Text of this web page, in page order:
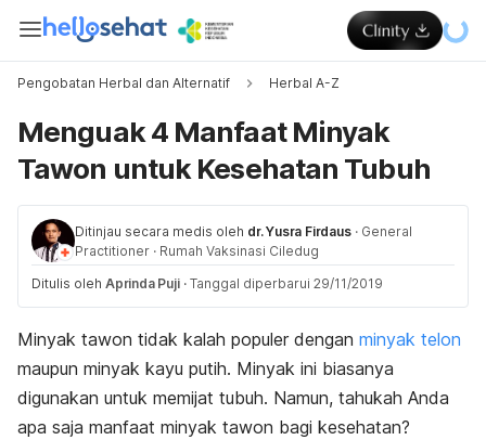
Pengobatan Herbal dan Alternatif Herbal A-Z
Menguak 4 Manfaat Minyak
Tawon untuk Kesehatan Tubuh
Ditinjau secara medis oleh dr. Yusra Firdaus · General
Practitioner · Rumah Vaksinasi Ciledug
Ditulis oleh Aprinda Puji · Tanggal diperbarui 29/11/2019
Minyak tawon tidak kalah populer dengan minyak telon
maupun minyak kayu putih. Minyak ini biasanya
digunakan untuk memijat tubuh. Namun, tahukah Anda
apa saja manfaat minyak tawon bagi kesehatan?